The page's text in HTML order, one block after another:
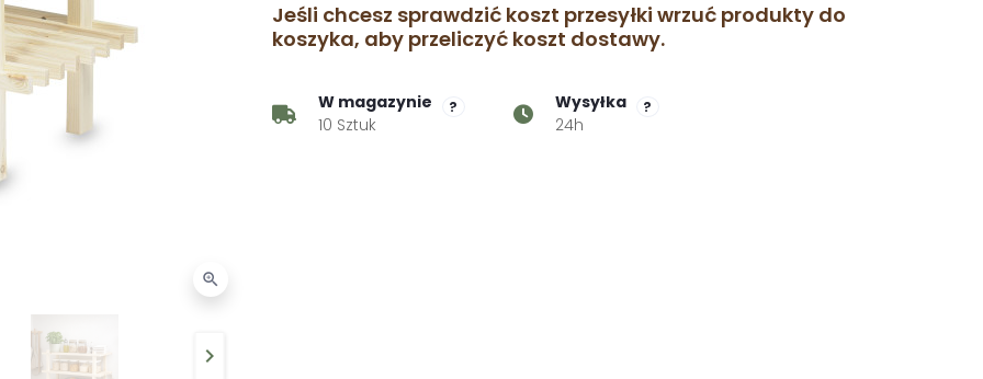
zoom_in
Następny
keyboard_arrow_right
Jeśli chcesz sprawdzić koszt przesyłki wrzuć produkty do
koszyka, aby przeliczyć koszt dostawy.
W magazynie
10 Sztuk
?
Wysyłka
24h
?